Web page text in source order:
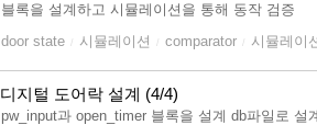
블록을 설계하고 시뮬레이션을 통해 동작 검증
door state
시뮬레이션 comparator 시뮬레이
디지털 도어락 설계 (4/4)
pw_input과 open_timer 블록을 설계 db파일로 설